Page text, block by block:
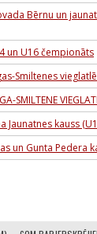
Bērnu un
un U16 čempionāts
Smiltenes
SMILTENE
Jaunatnes kauss
un Gunta Pedera